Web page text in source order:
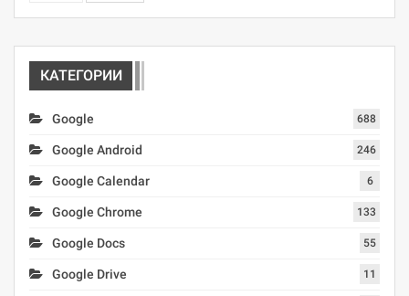
КАТЕГОРИИ
Google 688
Google Android 246
Google Calendar 6
Google Chrome 133
Google Docs 55
Google Drive 11